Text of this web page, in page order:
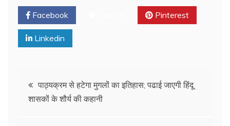
Facebook Pinterest
Linkedin
पाठ्यक्रम से हटेगा मुगलों का इतिहास; पढाई जाएगी हिंदू
शासकों के शौर्य की कहानी